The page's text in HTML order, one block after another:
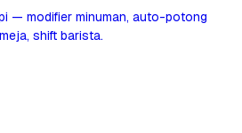
— modifier minuman, auto-potong
shift barista.